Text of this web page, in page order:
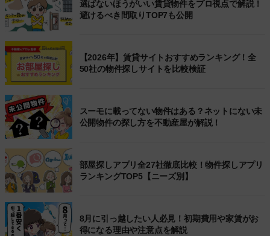
選ばないほうがいい賃貸物件をプロ視点で解説！
避けるべき間取りTOP7も公開
【2026年】賃貸サイトおすすめランキング！全
50社の物件探しサイトを比較検証
スーモに載ってない物件はある？ネットにない未
公開物件の探し方を不動産屋が解説！
部屋探しアプリ全27社徹底比較！物件探しアプリ
ランキングTOP5【ニーズ別】
8月に引っ越したい人必見！初期費用や家賃がお
得になる理由や注意点を解説